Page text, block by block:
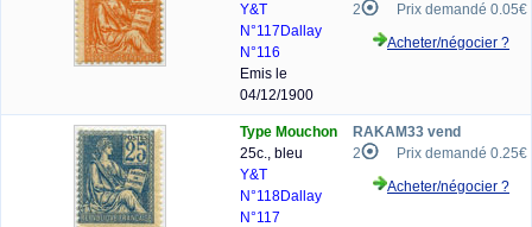
Y&T
N°117 Dallay
N°116
Emis le
04/12/1900
2
Prix demandé 0.05€
Acheter/négocier ?
Type Mouchon
25c., bleu
Y&T
N°118Dallay
N°117
RAKAM33 vend
2
Prix demandé 0.25€
Acheter/négocier ?